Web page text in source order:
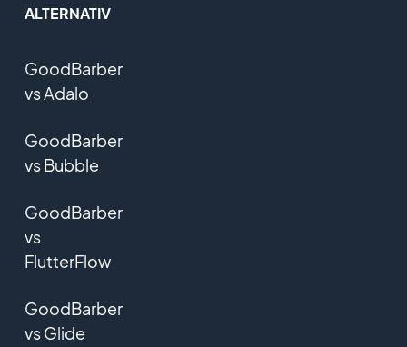
ALTERNATIV
GoodBarber
vs Adalo
GoodBarber
vs Bubble
GoodBarber
vs
FlutterFlow
GoodBarber
vs Glide